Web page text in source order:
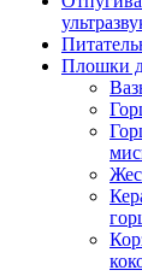
Плошки